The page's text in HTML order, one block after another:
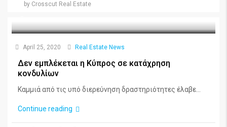
by Crosscut Real Estate
April 25, 2020 Real Estate News
Δεν εμπλέκεται η Κύπρος σε κατάχρηση
κονδυλίων
Kαμμιά από τις υπό διερεύνηση δραστηριότητες έλαβε...
Continue reading